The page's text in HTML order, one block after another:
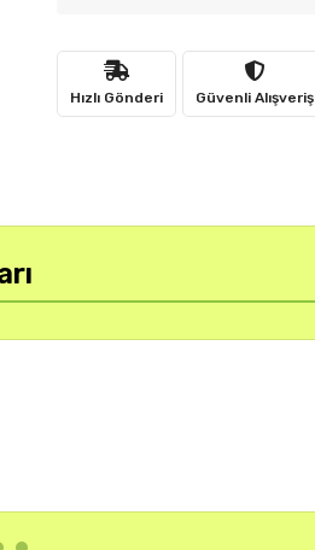
Hızlı Gönderi Güvenli Alışveriş